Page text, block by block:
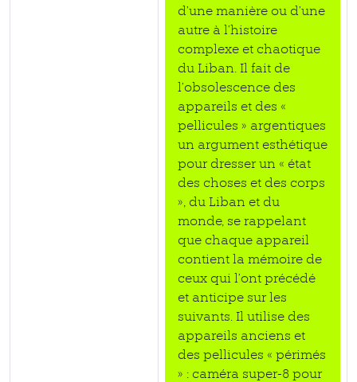
d’une manière ou d’une
autre à l’histoire
complexe et chaotique
du Liban. Il fait de
l’obsolescence des
appareils et des «
pellicules » argentiques
un argument esthétique
pour dresser un « état
des choses et des corps
», du Liban et du
monde, se rappelant
que chaque appareil
contient la mémoire de
ceux qui l’ont précédé
et anticipe sur les
suivants. Il utilise des
appareils anciens et
des pellicules « périmés
» : caméra super-8 pour